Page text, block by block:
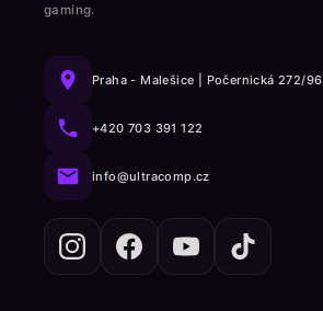
gaming.
Praha - Malešice | Počernická 272/96
+420 703 391 122
info@ultracomp.cz